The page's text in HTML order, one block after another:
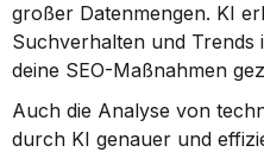
großer Datenmengen. KI
Suchverhalten und Trends
deine SEO-Maßnahmen
Auch die Analyse von
durch KI genauer und